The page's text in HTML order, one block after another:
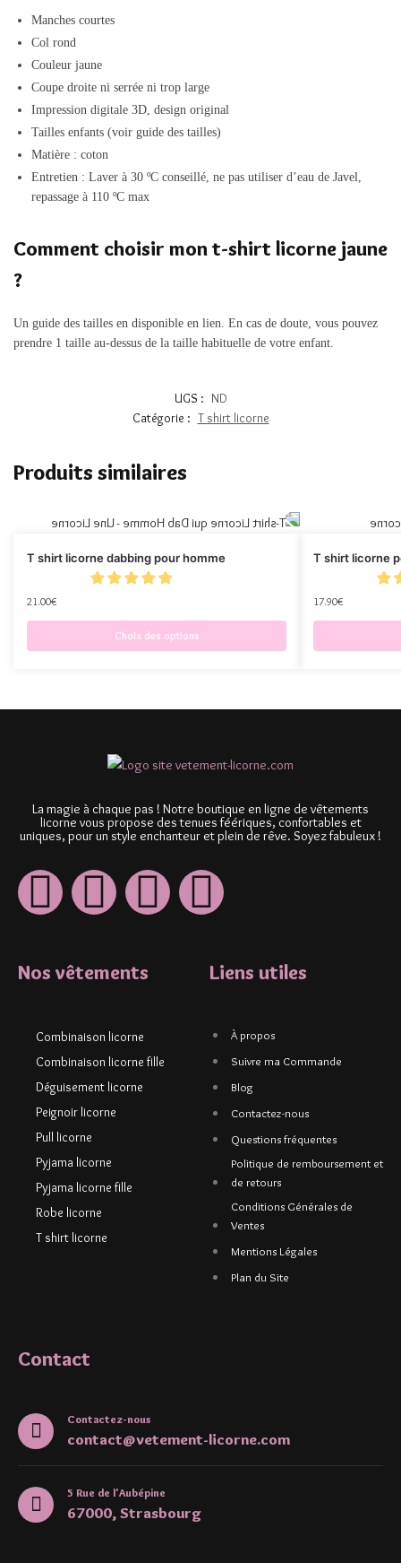
Manches courtes
Col rond
Couleur jaune
Coupe droite ni serrée ni trop large
Impression digitale 3D, design original
Tailles enfants (voir guide des tailles)
Matière : coton
Entretien : Laver à 30 ºC conseillé, ne pas utiliser d’eau de Javel,
repassage à 110 ºC max
Comment choisir mon t-shirt licorne jaune
?
Un guide des tailles en disponible en lien. En cas de doute, vous pouvez
prendre 1 taille au-dessus de la taille habituelle de votre enfant.
UGS : ND
Catégorie : T shirt licorne
Produits similaires
T shirt licorne dabbing pour homme
21.00€
Choix des options
T shirt licorne
17.90€
La magie à chaque pas ! Notre boutique en ligne de vêtements
licorne vous propose des tenues féériques, confortables et
uniques, pour un style enchanteur et plein de rêve. Soyez fabuleux !
Nos vêtements
Combinaison licorne
Combinaison licorne fille
Déguisement licorne
Peignoir licorne
Pull licorne
Pyjama licorne
Pyjama licorne fille
Robe licorne
T shirt licorne
Liens utiles
À propos
Suivre ma Commande
Blog
Contactez-nous
Questions fréquentes
Politique de remboursement et
de retours
Conditions Générales de
Ventes
Mentions Légales
Plan du Site
Contact
Contactez-nous
contact@vetement-licorne.com
5 Rue de l'Aubépine
67000, Strasbourg